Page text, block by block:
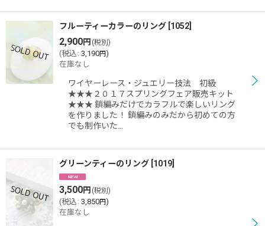
フルーティーカラーのリング 1052
2,900円 (税別)
(税込 : 3,190円)
在庫なし
ワイヤーレース・ジュエリー技法 初級
★★★２０１７スプリングフェア販売キット
★★★ 鎖編みだけでカラフルで楽しいリング
を作りました！ 鎖編みのみだから初めての方
でも制作いた…
グリーンティーのリング 1019
3,500円 (税別)
(税込 : 3,850円)
在庫なし